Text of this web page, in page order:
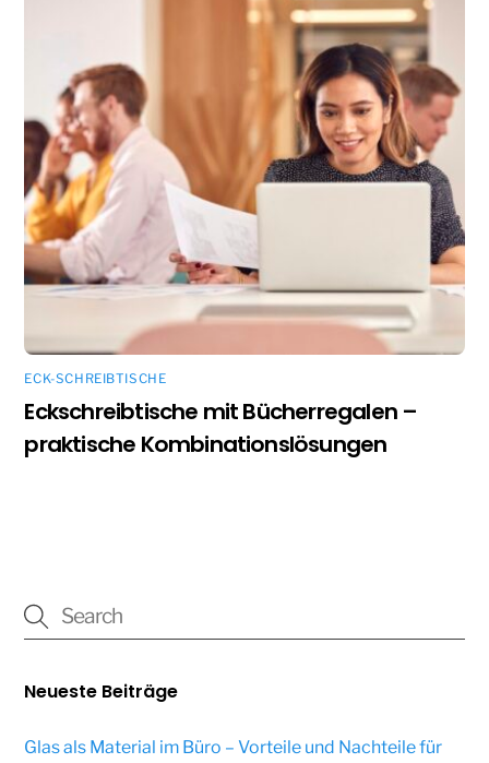
ECK-SCHREIBTISCHE
Eckschreibtische mit Bücherregalen –
praktische Kombinationslösungen
Neueste Beiträge
Glas als Material im Büro – Vorteile und Nachteile für